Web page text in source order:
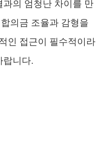
의 엄청난 차이를 만
의금 조율과 감형을
인 접근이 필수적이라
랍니다.